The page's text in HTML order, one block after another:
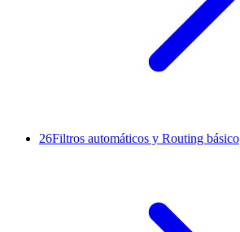
26Filtros automáticos y Routing básico